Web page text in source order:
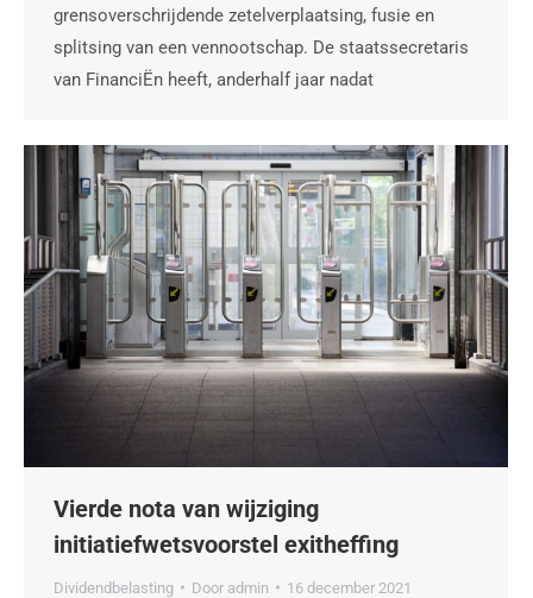
grensoverschrijdende zetelverplaatsing, fusie en
splitsing van een vennootschap. De staatssecretaris
van FinanciËn heeft, anderhalf jaar nadat
Vierde nota van wijziging
initiatiefwetsvoorstel exitheffing
Dividendbelasting Door admin 16 december 2021